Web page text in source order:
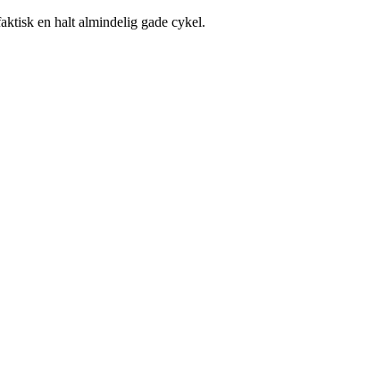
en halt almindelig gade cykel.